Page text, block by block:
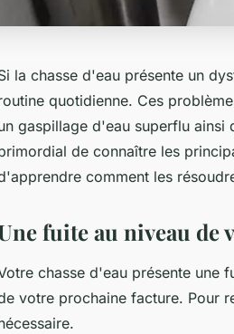
la chasse d'eau présente un
quotidienne. Ces
gaspillage d'eau superflu ainsi
de connaître les
comment les
fuite au niveau de
chasse d'eau présente une
votre prochaine facture. Pour